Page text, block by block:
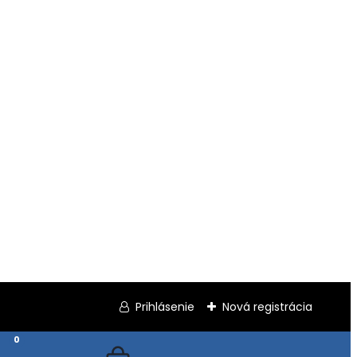
Prihlásenie Nová registrácia
0